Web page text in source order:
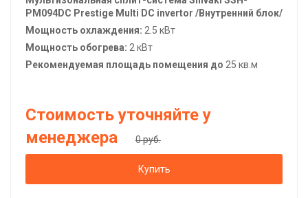
PM094DC Prestige Multi DC invertor /Внутренний блок/
Мощность охлаждения: 2.5 кВт
Мощность обогрева: 2 кВт
Рекомендуемая площадь помещения до 25 кв.м
Стоимость уточняйте у
менеджера
0 руб.
Купить